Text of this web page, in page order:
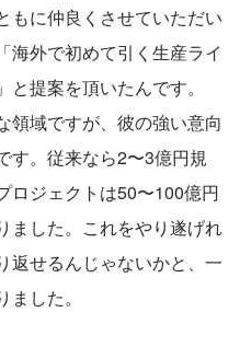
もに仲良くさせていただい
海外で初めて引く生産ライ
提案を頂いたんです。
領域ですが、彼の強い意向
す。従来なら2〜3億円規
ロジェクトは50〜100億円
ました。これをやり遂げれ
返せるんじゃないかと、一
した。